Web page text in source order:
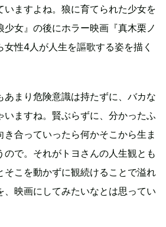
いますよね。狼に育てられた少女を
女』の後にホラー映画『真木栗ノ
性4人が人生を謳歌する姿を描く
あまり危険意識は持たずに、バカな
いますね。賢ぶらずに、分かったふ
き合っていったら何かそこから生ま
ので。それがトヨさんの人生観とも
そこを動かずに観続けることで溢れ
、映画にしてみたいなとは思ってい